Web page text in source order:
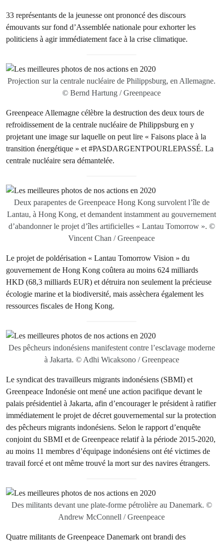
33 représentants de la jeunesse ont prononcé des discours
émouvants sur fond d’Assemblée nationale pour exhorter les
politiciens à agir immédiatement face à la crise climatique.
Projection sur la centrale nucléaire de Philippsburg, en Allemagne.
© Bernd Hartung / Greenpeace
Greenpeace Allemagne célèbre la destruction des deux tours de
refroidissement de la centrale nucléaire de Philippsburg en y
projetant une image sur laquelle on peut lire « Faisons place à la
transition énergétique » et #PASDARGENTPOURLEPASSÉ. La
centrale nucléaire sera démantelée.
Deux parapentes de Greenpeace Hong Kong survolent l’île de
Lantau, à Hong Kong, et demandent instamment au gouvernement
d’abandonner le projet d’îles artificielles « Lantau Tomorrow ». ©
Vincent Chan / Greenpeace
Le projet de poldérisation « Lantau Tomorrow Vision » du
gouvernement de Hong Kong coûtera au moins 624 milliards
HKD (68,3 milliards EUR) et détruira non seulement la précieuse
écologie marine et la biodiversité, mais assèchera également les
ressources fiscales de Hong Kong.
Des pêcheurs indonésiens manifestent contre l’esclavage moderne
à Jakarta. © Adhi Wicaksono / Greenpeace
Le syndicat des travailleurs migrants indonésiens (SBMI) et
Greenpeace Indonésie ont mené une action pacifique devant le
palais présidentiel à Jakarta, afin d’encourager le président à ratifier
immédiatement le projet de décret gouvernemental sur la protection
des pêcheurs migrants indonésiens. Selon le rapport d’enquête
conjoint du SBMI et de Greenpeace relatif à la période 2015-2020,
au moins 11 membres d’équipage indonésiens ont été victimes de
travail forcé et ont même trouvé la mort sur des navires étrangers.
Des militants devant une plate-forme pétrolière au Danemark. ©
Andrew McConnell / Greenpeace
Quatre militants de Greenpeace Danemark ont brandi des